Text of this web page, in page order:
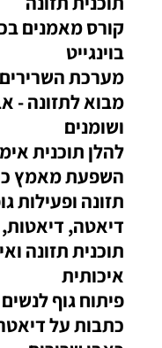
קורס מאמנים
בוינגייט
מערכת השרירים
מבוא לתזונה -
ושומנים
להלן תוכנית
השפעת מאמץ
תזונה ופעילות
דיאטה, דיאטות,
תוכנית תזונה
איכותית
פיתוח גוף לנשים
כתבות על